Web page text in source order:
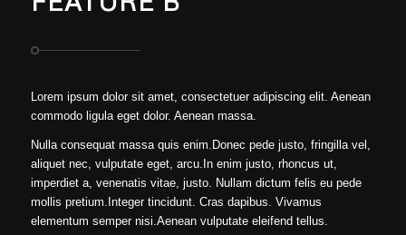
Lorem ipsum dolor sit amet, consectetuer adipiscing elit. Aenean
commodo ligula eget dolor. Aenean massa.
Nulla consequat massa quis enim.Donec pede justo, fringilla vel,
aliquet nec, vulputate eget, arcu.In enim justo, rhoncus ut,
imperdiet a, venenatis vitae, justo. Nullam dictum felis eu pede
mollis pretium.Integer tincidunt. Cras dapibus. Vivamus
elementum semper nisi.Aenean vulputate eleifend tellus.